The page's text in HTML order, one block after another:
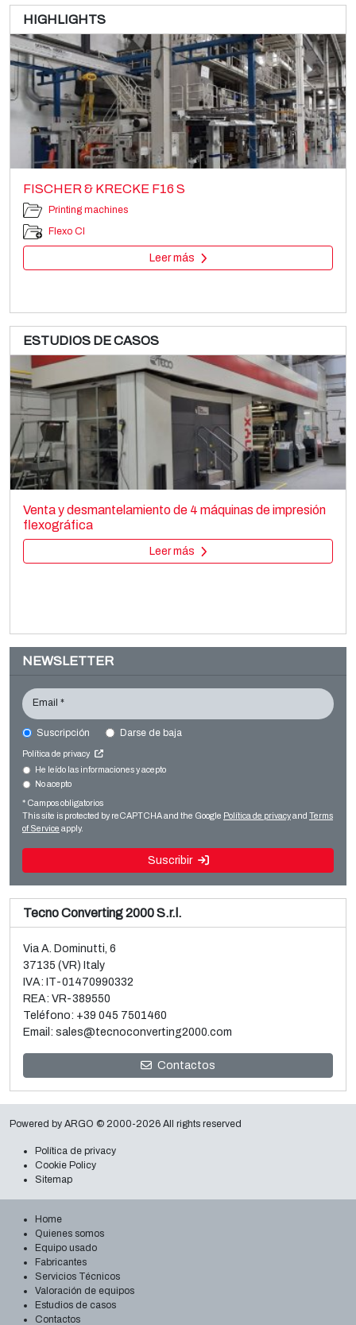
HIGHLIGHTS
FISCHER & KRECKE F16 S
Printing machines
Flexo CI
Leer más
CURIONI CURIONI STARLINGER CB Starkon 100
Bag making
Paper bag making SOS
Leer más
Film extrusion lines
Cast film
Leer más
ESTUDIOS DE CASOS
Venta y desmantelamiento de 4 máquinas de impresión
flexográfica
Leer más
Venta y desmontaje de línea BOPP Brückner 3 capas
usada
Venta y desmontaje de 3 Metalizadoras al vacío Galileo
Leer más
NEWSLETTER
Email *
Suscripción Darse de baja
Política de privacy
He leído las informaciones y acepto
No acepto
* Campos obligatorios
This site is protected by reCAPTCHA and the Google Política de privacyand Terms
of Service apply.
Suscribir
Tecno Converting 2000 S.r.l.
Via A. Dominutti, 6
37135 (VR) Italy
IVA: IT-01470990332
REA: VR-389550
Teléfono: +39 045 7501460
Email: sales@tecnoconverting2000.com
Contactos
Powered by ARGO © 2000-2026 All rights reserved
Política de privacy
Cookie Policy
Sitemap
Home
Quienes somos
Equipo usado
Fabricantes
Servicios Técnicos
Valoración de equipos
Estudios de casos
Contactos